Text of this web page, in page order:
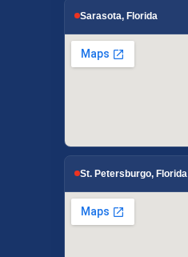
Sarasota, Florida
St. Petersburgo, Florida